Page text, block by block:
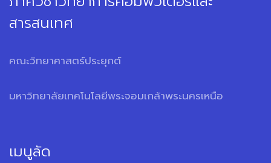
สารสนเทศ
คณะวิทยาศาสตร์ประยุกต์
มหาวิทยาลัยเทคโนโลยีพระจอมเกล้าพระนครเหนือ
เมนูลัด